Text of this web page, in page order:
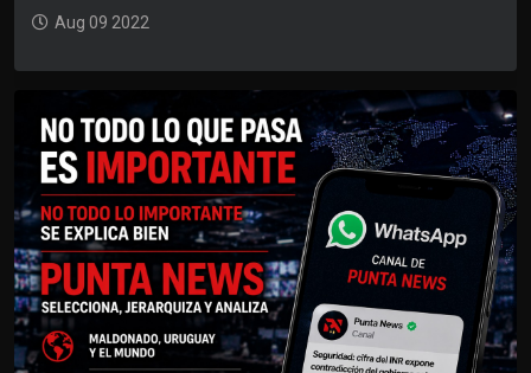
Aug 09 2022